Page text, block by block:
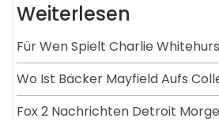
Weiterlesen
Für Wen Spielt Charlie
Wo Ist Bäcker Mayfield Aufs
Fox 2 Nachrichten Detroit